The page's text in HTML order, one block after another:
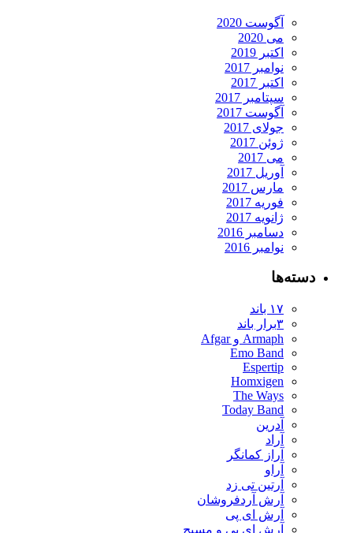
آگوست 2020
سپتامبر 2017
آگوست 2017
جولای 2017
مارس 2017
دسامبر 2016
Armaph و Afgar
Emo Band
Espertip
Homxigen
The Ways
Today Band
آراز کمانگر
آرتین تی زد
آرش آردفروشان
آرش ای پی
آرش ای پی و مسیح